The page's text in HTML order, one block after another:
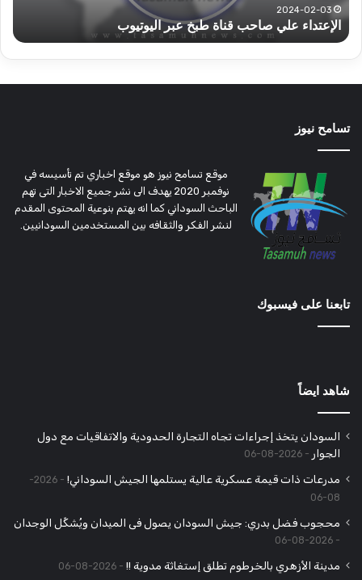
موسم
الحصاد
قوات الدعم السريع قطاع ولاية شرق دارفور تؤمن موسم
الحصاد
تسامح نيوز
موقع تسامح نيوز هو موقع اخباري تم تأسيسه في
نوفمبر 2020 يهدف الى نشر جميع الاخبار التى تهم
الباحث السوداني كما انه يهتم بنوعية المحتوى المقدم
لنشر الفكر والثقافه بين المستخدمين السودانيين.
تابعنا على فيسبوك
شاهد ايضاً
السودان يتخذ إجراءات تجاه التجارة الحدودية والاتفاقيات مع دول
الجوار
2026-08-06
مدرعات ذات قيمة عسكرية عالية يستلمها الجيش السوداني!
2026-
08-06
محجوب فضل بدري: جيش السودان يصول فى الميدان ويُشكِّل الوجدان
2026-08-06
مدينة الأزهري بالخرطوم تطلق إستغاثة مدوية !! 2026-08-06